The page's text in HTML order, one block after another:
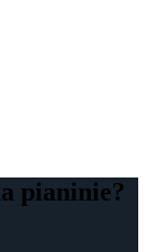
pianinie?